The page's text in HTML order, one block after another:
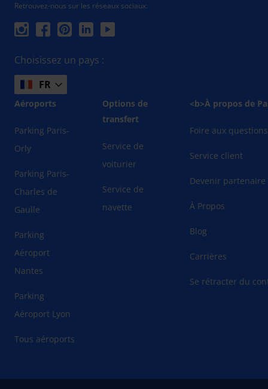
Retrouvez-nous sur les réseaux sociaux.
Choisissez un pays :
FR
Aéroports
Parking Paris-
Orly
Parking Paris-
Charles de
Gaulle
Parking
Aéroport
Nantes
Parking
Aéroport Lyon
Tous aéroports
Options de
transfert
Service de
voiturier
Service de
navette
<b>À propos de
Foire aux questions
Service client
Devenir partenaire
À Propos
Blog
Carrières
Se rétracter du